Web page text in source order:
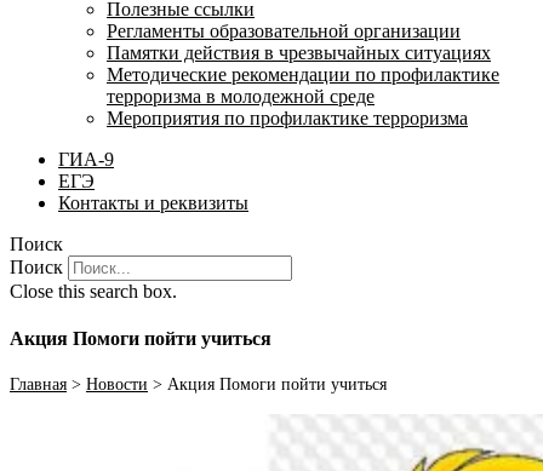
Полезные ссылки
Регламенты образовательной организации
Памятки действия в чрезвычайных ситуациях
Методические рекомендации по профилактике
терроризма в молодежной среде
Мероприятия по профилактике терроризма
ГИА-9
ЕГЭ
Контакты и реквизиты
Поиск
Поиск
Close this search box.
Акция Помоги пойти учиться
Главная > Новости > Акция Помоги пойти учиться